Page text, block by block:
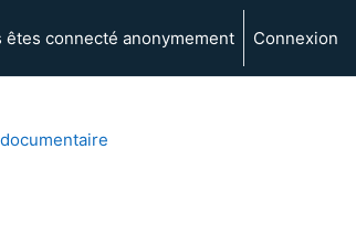
êtes connecté anonymement Connexion